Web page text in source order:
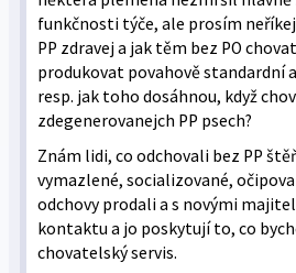
funkčnosti týče, ale prosím
PP zdravej a jak těm bez PO
produkovat povahově standardní
resp. jak toho dosáhnou, když
zdegenerovanejch PP psech?
Znám lidi, co odchovali bez PP
vymazlené, socializované,
odchovy prodali a s novými
kontaktu a jo poskytují to, co
chovatelský servis.